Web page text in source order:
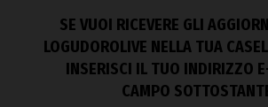
SE VUOI RICEVERE GLI
LOGUDOROLIVE NELLA TUA
INSERISCI IL TUO INDIRIZZO
CAMPO